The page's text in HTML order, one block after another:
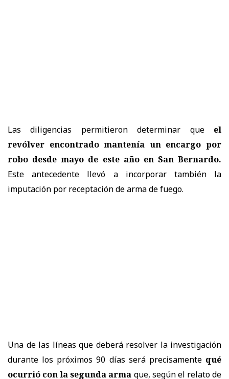
Las diligencias permitieron determinar que el
revólver encontrado mantenía un encargo por
robo desde mayo de este año en San Bernardo.
Este antecedente llevó a incorporar también la
imputación por receptación de arma de fuego.
Una de las líneas que deberá resolver la investigación
durante los próximos 90 días será precisamentequé
ocurrió con la segunda arma que, según el relato de